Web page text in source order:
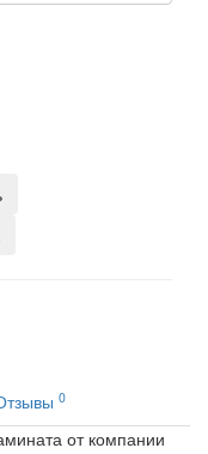
0
от компании